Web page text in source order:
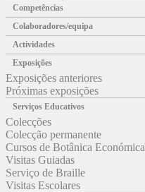
Competências
Colaboradores/equipa
Actividades
Exposições
Exposições anteriores
Próximas exposições
Serviços Educativos
Colecções
Colecção permanente
Cursos de Botânica Económica
Visitas Guiadas
Serviço de Braille
Visitas Escolares